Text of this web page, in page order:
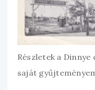
Részletek a
saját